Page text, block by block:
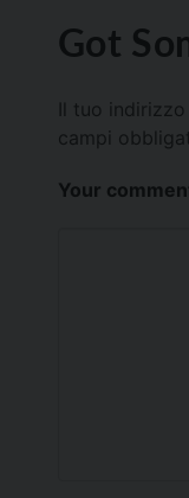
Got
Il tuo
campi
Your